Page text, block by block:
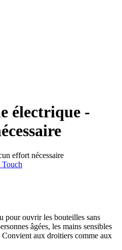
électrique -
effort nécessaire
Touch
pour ouvrir les bouteilles sans
âgées, les mains sensibles
aux droitiers comme aux